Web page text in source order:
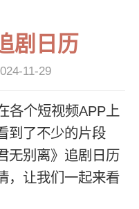
剧日历
11-29
各个短视频APP上
到了不少的片段
无别离》追剧日历
，让我们一起来看